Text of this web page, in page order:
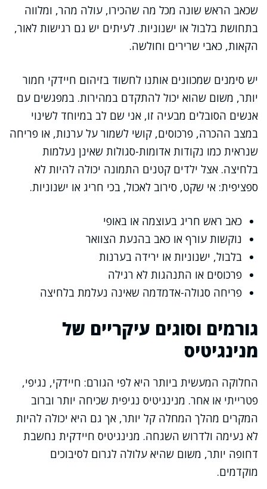
שכאב הראש שונה מכל מה שהכירו, עולה מהר, ומלווה
בתחושת בלבול או ישנוניות. לעיתים יש גם רגישות לאור,
הקאות, כאבי שרירים וחולשה.
יש סימנים שמכוונים אותנו לחשוד בזיהום חיידקי חמור
יותר, משום שהוא יכול להתקדם במהירות. במפגשים עם
אנשים הסובלים מבעיה זו, אני שם לב במיוחד לשינוי
במצב ההכרה, פרכוסים, קושי לשמור על ערנות, או פריחה
שנראית כמו נקודות אדומות-סגולות שאינן נעלמות
בלחיצה. אצל ילדים קטנים התמונה יכולה להיות לא
ספציפית: אי שקט, סירוב לאכול, בכי חריג או ישנוניות.
כאב ראש חריג בעוצמה או באופי
נוקשות עורף או כאב בהנעת הצוואר
בלבול, ישנוניות או ירידה בערנות
פרכוסים או התנהגות לא רגילה
פריחה סגולה-אדמדמה שאינה נעלמת בלחיצה
גורמים וסוגים עיקריים של
מנינגיטיס
החלוקה המעשית ביותר היא לפי הגורם: חיידקי, נגיפי,
פטרייתי או אחר. מנינגיטיס נגיפית שכיחה יותר וברוב
המקרים מהלך המחלה קל יותר, אך גם היא יכולה להיות
לא נעימה ולדרוש השגחה. מנינגיטיס חיידקית נחשבת
דחופה יותר, משום שהיא עלולה לגרום לסיבוכים
מוקדמים.